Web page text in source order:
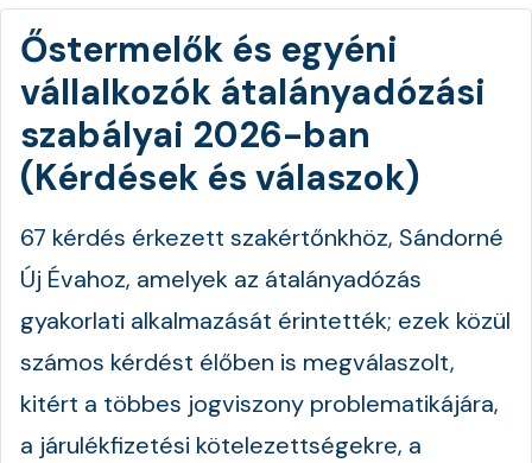
Őstermelők és egyéni
vállalkozók átalányadózási
szabályai 2026-ban
(Kérdések és válaszok)
67 kérdés érkezett szakértőnkhöz, Sándorné
Új Évahoz, amelyek az átalányadózás
gyakorlati alkalmazását érintették; ezek közül
számos kérdést élőben is megválaszolt,
kitért a többes jogviszony problematikájára,
a járulékfizetési kötelezettségekre, a